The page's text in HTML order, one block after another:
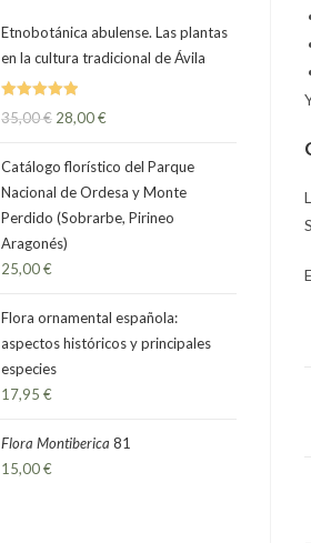
Etnobotánica abulense. Las plantas
en la cultura tradicional de Ávila
Valorado
35,00€ 28,00€
Catálogo florístico del Parque
Nacional de Ordesa y Monte
Perdido (Sobrarbe, Pirineo
Aragonés)
25,00€
Flora ornamental española:
aspectos históricos y principales
especies
17,95 €
Flora Montiberica 81
15,00€